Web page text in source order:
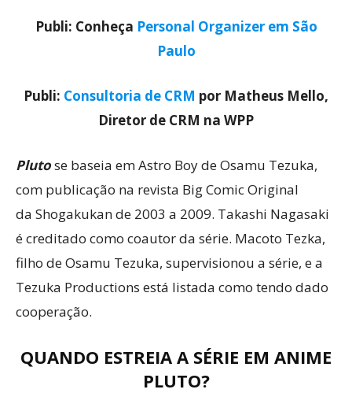
Publi: Conheça Personal Organizer em São
Paulo
Publi: Consultoria de CRM por Matheus Mello,
Diretor de CRM na WPP
Plutose baseia em Astro Boy de Osamu Tezuka,
com publicação na revista Big Comic Original
da Shogakukan de 2003 a 2009. Takashi Nagasaki
é creditado como coautor da série. Macoto Tezka,
filho de Osamu Tezuka, supervisionou a série, e a
Tezuka Productions está listada como tendo dado
cooperação.
QUANDO ESTREIA A SÉRIE EM ANIME
PLUTO?